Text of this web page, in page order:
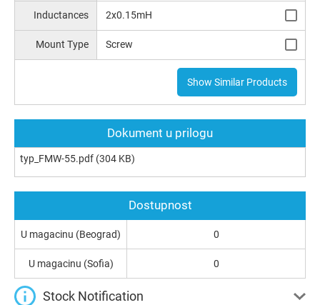
Inductances 2x0.15mH
Mount Type Screw
Show Similar Products
Dokument u prilogu
typ_FMW-55.pdf (304 KB)
Dostupnost
U magacinu (Beograd) 0
U magacinu (Sofia) 0
Stock Notification